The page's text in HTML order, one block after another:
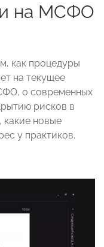
на МСФО
как процедуры
на текущее
о современных
рисков в
новые
у практиков.